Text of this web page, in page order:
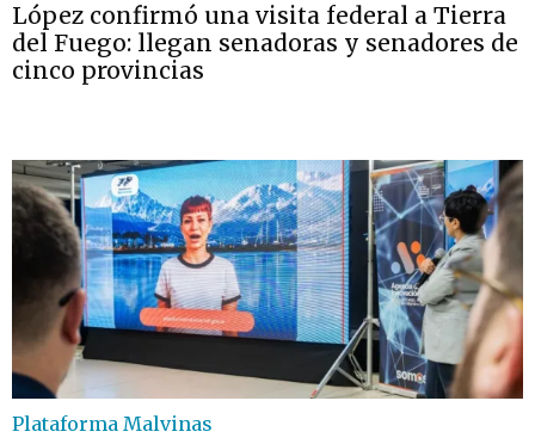
López confirmó una visita federal a Tierra
del Fuego: llegan senadoras y senadores de
cinco provincias
Plataforma Malvinas